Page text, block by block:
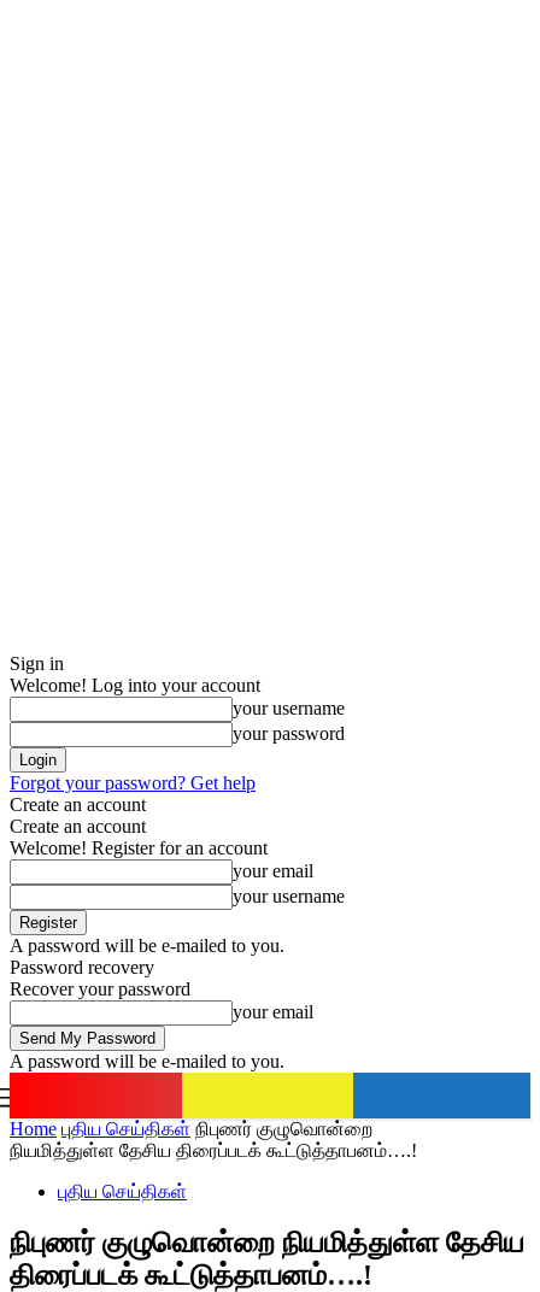
Sign in
Welcome! Log into your account
your username
your password
Forgot your password? Get help
Create an account
Create an account
Welcome! Register for an account
your email
your username
A password will be e-mailed to you.
Password recovery
Recover your password
your email
A password will be e-mailed to you.
Home புதிய செய்திகள் நிபுணர் குழுவொன்றை
நியமித்துள்ள தேசிய திரைப்படக் கூட்டுத்தாபனம்….!
புதிய செய்திகள்
நிபுணர் குழுவொன்றை நியமித்துள்ள தேசிய
திரைப்படக் கூட்டுத்தாபனம்….!